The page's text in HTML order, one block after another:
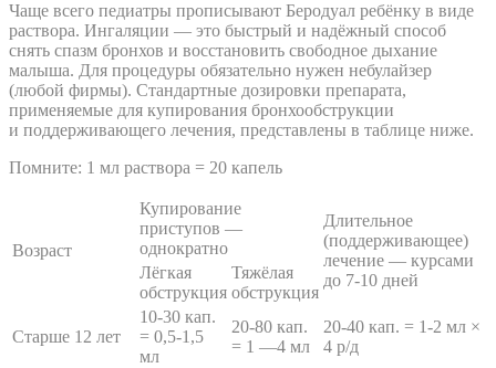
Чаще всего педиатры прописывают Беродуал ребёнку в виде
раствора. Ингаляции — это быстрый и надёжный способ
снять спазм бронхов и восстановить свободное дыхание
малыша. Для процедуры обязательно нужен небулайзер
(любой фирмы). Стандартные дозировки препарата,
применяемые для купирования бронхообструкции
и поддерживающего лечения, представлены в таблице ниже.
Помните: 1 мл раствора = 20 капель
Возраст
Купирование
приступов —
однократно
Длительное
(поддерживающее)
лечение — курсами
до 7-10 дней
Лёгкая
обструкция
Тяжёлая
обструкция
Старше 12 лет
10-30 кап.
= 0,5-1,5
мл
20-80 кап.
= 1 —4 мл
20-40 кап. = 1-2 мл ×
4 р/д